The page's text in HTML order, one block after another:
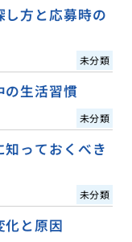
方と応募時の
未分類
の生活習慣
未分類
っておくべき
未分類
化と原因